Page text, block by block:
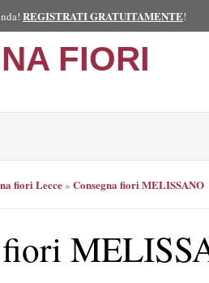
REGISTRATI GRATUITAMENTE!
FIORI
fiori Lecce» Consegna fiori MELISSANO
fiori